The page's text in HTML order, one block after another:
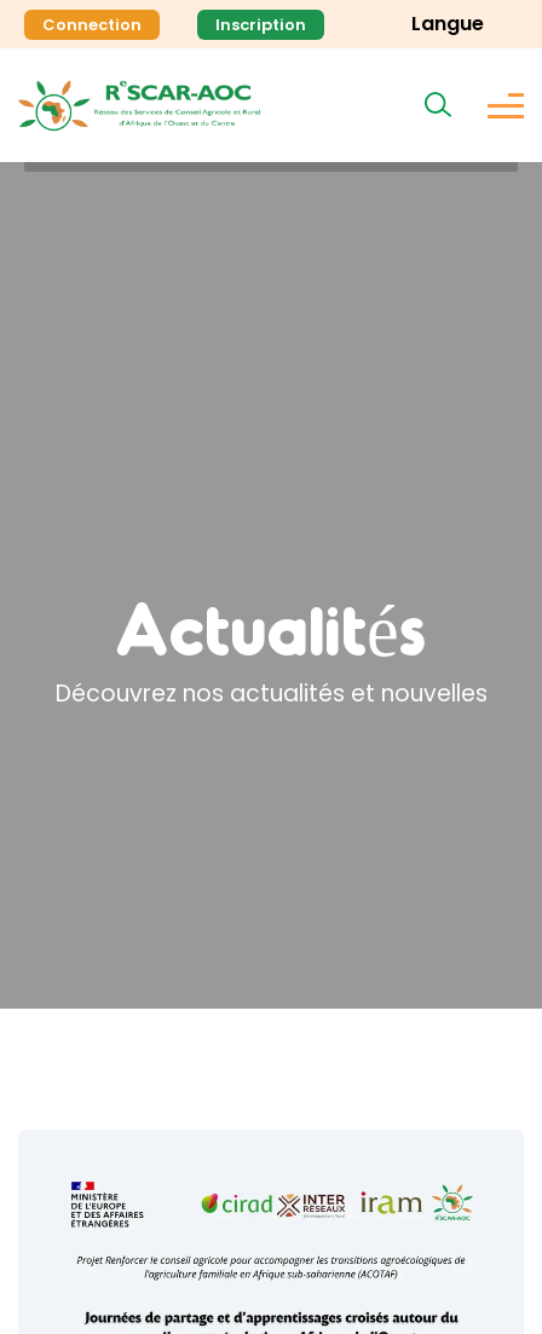
Connection Inscription Langue
Actualités
Découvrez nos actualités et nouvelles